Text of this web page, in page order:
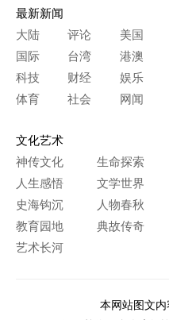
最新新闻
大陆
评论
美国
国际
台湾
港澳
科技
财经
娱乐
体育
社会 网闻
文化艺术
神传文化
生命探索
人生感悟
文学世界
史海钩沉
人物春秋
教育园地
典故传奇
艺术长河
本网站图文内